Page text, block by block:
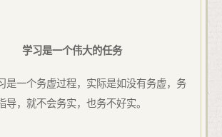
学习是一个伟大的任务
是一个务虚过程，实际是如没有务虚，务
导，就不会务实，也务不好实。